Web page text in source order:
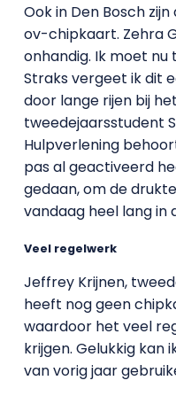
Ook in Den Bosch
ov-chipkaart. Zehra
onhandig. Ik moet
Straks vergeet ik dit
door lange rijen bij
tweedejaarsstudent
Hulpverlening
pas al geactiveerd
gedaan, om de
vandaag heel lang in
Veel regelwerk
Jeffrey Krijnen,
heeft nog geen
waardoor het veel
krijgen. Gelukkig
van vorig jaar